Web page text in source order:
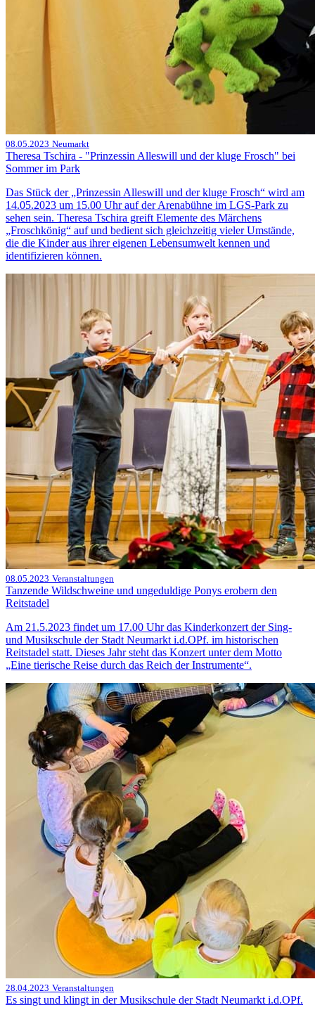
08.05.2023 Neumarkt
Theresa Tschira - "Prinzessin Alleswill und der kluge Frosch" bei
Sommer im Park
Das Stück der „Prinzessin Alleswill und der kluge Frosch“ wird am
14.05.2023 um 15.00 Uhr auf der Arenabühne im LGS-Park zu
sehen sein. Theresa Tschira greift Elemente des Märchens
„Froschkönig“ auf und bedient sich gleichzeitig vieler Umstände,
die die Kinder aus ihrer eigenen Lebensumwelt kennen und
identifizieren können.
08.05.2023 Veranstaltungen
Tanzende Wildschweine und ungeduldige Ponys erobern den
Reitstadel
Am 21.5.2023 findet um 17.00 Uhr das Kinderkonzert der Sing-
und Musikschule der Stadt Neumarkt i.d.OPf. im historischen
Reitstadel statt. Dieses Jahr steht das Konzert unter dem Motto
„Eine tierische Reise durch das Reich der Instrumente“.
28.04.2023 Veranstaltungen
Es singt und klingt in der Musikschule der Stadt Neumarkt i.d.OPf.